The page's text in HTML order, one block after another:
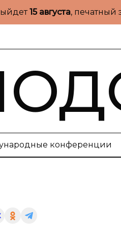
15 августа, печатный
конференции